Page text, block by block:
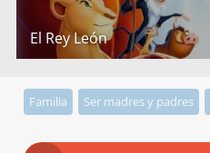
El Rey León
Familia Ser madres y padres